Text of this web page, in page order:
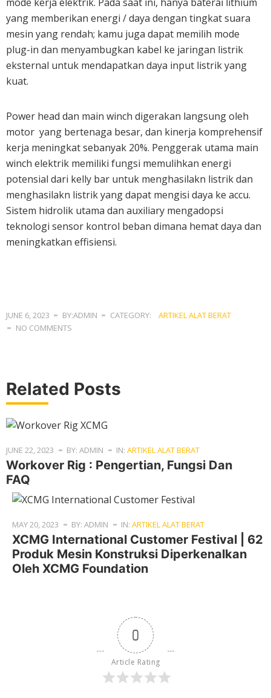
yang memberikan energi / daya dengan tingkat suara
mesin yang rendah; kamu juga dapat memilih mode
plug-in dan menyambugkan kabel ke jaringan listrik
eksternal untuk mendapatkan daya input listrik yang
kuat.
Power head dan main winch digerakan langsung oleh
motor yang bertenaga besar, dan kinerja komprehensif
kerja meningkat sebanyak 20%. Penggerak utama main
winch elektrik memiliki fungsi memulihkan energi
potensial dari kelly bar untuk menghasilakn listrik dan
menghasilakn listrik yang dapat mengisi daya ke accu.
Sistem hidrolik utama dan auxiliary mengadopsi
teknologi sensor kontrol beban dimana hemat daya dan
meningkatkan effisiensi.
JUNE 6, 2023 BY:ADMIN CATEGORY:
ARTIKEL ALAT BERAT
NO COMMENTS
Related Posts
JUNE 22, 2023 BY: ADMIN IN: ARTIKEL ALAT BERAT
Workover Rig : Pengertian, Fungsi Dan
FAQ
MAY 20, 2023 BY: ADMIN IN: ARTIKEL ALAT BERAT
XCMG International Customer Festival | 62
Produk Mesin Konstruksi Diperkenalkan
Oleh XCMG Foundation
0
Article Rating